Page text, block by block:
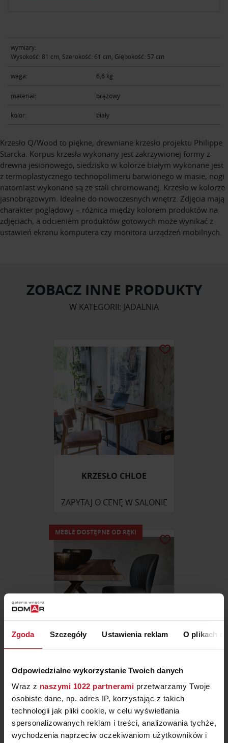
Zgoda Szczegóły Ustawienia reklam O plikach
Odpowiedzialne wykorzystanie Twoich danych
Wraz z naszymi 1022 partnerami przetwarzamy Twoje
osobiste dane, np. adres IP, korzystając z takich
technologii jak pliki cookie, w celu wyświetlania
spersonalizowanych reklam i treści, analizowania tychże,
wychodzenia naprzeciw oczekiwaniom użytkowników i
wymiary:
Wysokość: 81 cm, Szerokość: 61 cm, Głębokość: 57 cm
waga: 6,6 kg
materiał: brązowy
kolor: biały
Krzesło Q/Wood to piękne, drewniane krzesło projektu Philippe
Starcka. Korpus krzesła wykonany jest zakrzywionej formy z
drewna jesionowego, siedzisko w kolorze białym wykonane jest
z termoplastycznego technopolimeru barwionego w masie, nogi
natomiast wykonane są ze stali chromowanej. Krzesło w kolorze
jasnobrązowym. Idealne do nowoczesnych wnętrz. Zdjęcia mają
charakter poglądowy – różnica między kolorem produktów na
zdjęciach, a odcieniem produktów gotowych może wynikać z
ustawień ekranu komputera czy monitora urządzeń mobilnych.
ZOBACZ INNE PRODUKTY
W KATEGORII: JADALNIA
KRZESŁO CHLOE
ZAPYTAJ O CENĘ W SALONIE
KRZESŁA CHRIS ML
ZAPYTAJ O CENĘ W SALONIE
MEBLE DOSTĘPNE OD RĘKI